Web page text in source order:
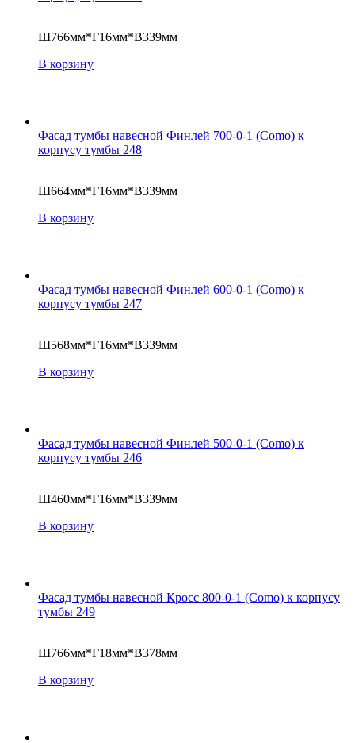
Ш766мм*Г16мм*В339мм
В корзину
Фасад тумбы навесной Финлей 700-0-1 (Como) к
корпусу тумбы 248
Ш664мм*Г16мм*В339мм
В корзину
Фасад тумбы навесной Финлей 600-0-1 (Como) к
корпусу тумбы 247
Ш568мм*Г16мм*В339мм
В корзину
Фасад тумбы навесной Финлей 500-0-1 (Como) к
корпусу тумбы 246
Ш460мм*Г16мм*В339мм
В корзину
Фасад тумбы навесной Кросс 800-0-1 (Como) к корпусу
тумбы 249
Ш766мм*Г18мм*В378мм
В корзину